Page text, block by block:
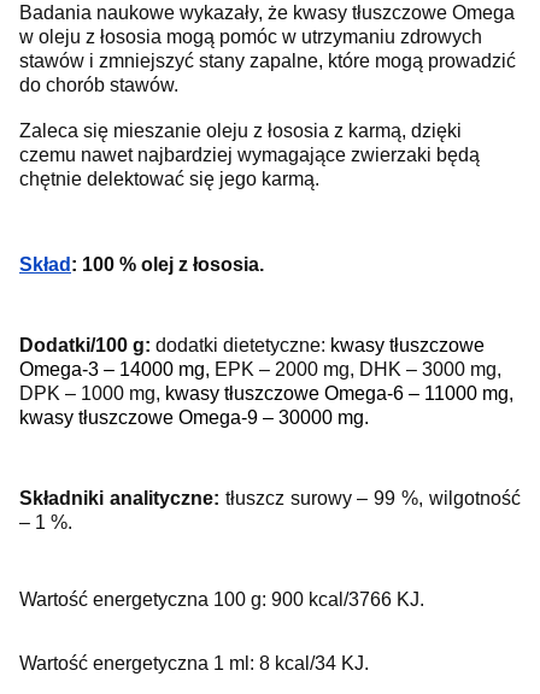
Badania naukowe wykazały, że kwasy tłuszczowe Omega
w oleju z łososia mogą pomóc w utrzymaniu zdrowych
stawów i zmniejszyć stany zapalne, które mogą prowadzić
do chorób stawów.
Zaleca się mieszanie oleju z łososia z karmą, dzięki
czemu nawet najbardziej wymagające zwierzaki będą
chętnie delektować się jego karmą.
Skład : 100 % olej z łososia.
Dodatki/100 g: dodatki dietetyczne: kwasy tłuszczowe
Omega-3 – 14000 mg, EPK – 2000 mg, DHK – 3000 mg,
DPK – 1000 mg, kwasy tłuszczowe Omega-6 – 11000 mg,
kwasy tłuszczowe Omega-9 – 30000 mg.
Składniki analityczne: tłuszcz surowy– 99 %,wilgotność
– 1 %.
Wartość energetyczna 100 g: 900 kcal/3766 KJ.
Wartość energetyczna 1 ml: 8 kcal/34 KJ.